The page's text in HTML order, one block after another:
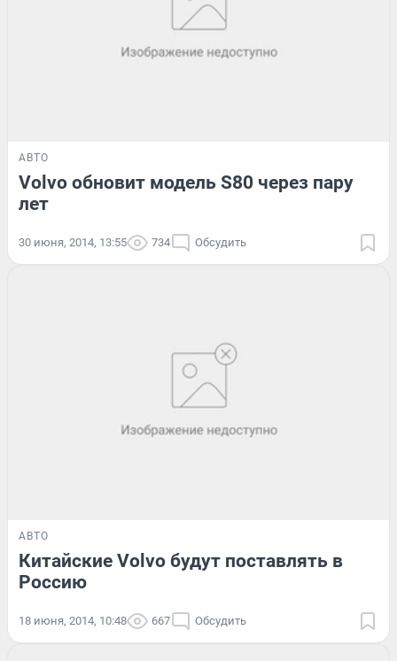
АВТО
Volvo обновит модель S80 через пару
лет
30 июня, 2014, 13:55 734 Обсудить
АВТО
Китайские Volvo будут поставлять в
Россию
18 июня, 2014, 10:48 667 Обсудить